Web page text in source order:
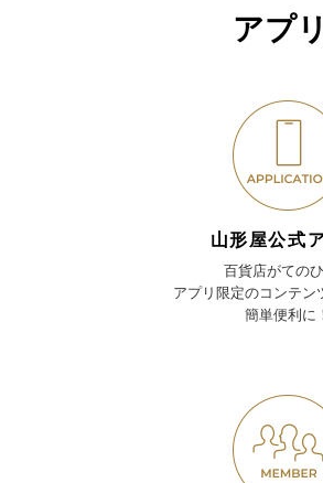
アプ
山形屋公式
百貨店がての
アプリ限定のコンテン
簡単便利に